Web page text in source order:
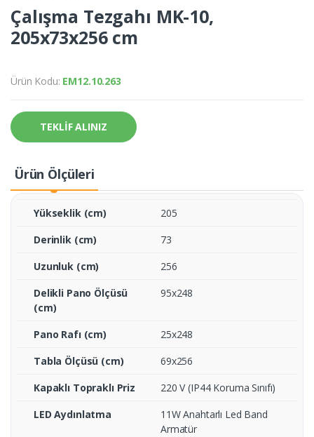
Çalışma Tezgahı MK-10,
205x73x256 cm
Ürün Kodu: EM12.10.263
TEKLİF ALINIZ
Ürün Ölçüleri
Yükseklik (cm)
205
Derinlik (cm)
73
Uzunluk (cm)
256
Delikli Pano Ölçüsü
(cm)
95x248
Pano Rafı (cm)
25x248
Tabla Ölçüsü (cm)
69x256
Kapaklı Topraklı Priz
220 V (IP44 Koruma Sınıfı)
LED Aydınlatma
11W Anahtarlı Led Band
Armatür